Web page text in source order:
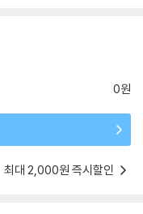
0원
최대 2,000원 즉시할인